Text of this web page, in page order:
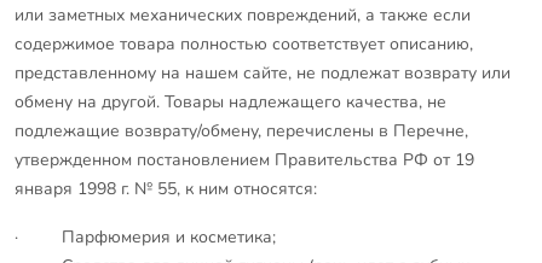
или заметных механических повреждений, а также если
содержимое товара полностью соответствует описанию,
представленному на нашем сайте, не подлежат возврату или
обмену на другой. Товары надлежащего качества, не
подлежащие возврату/обмену, перечислены в Перечне,
утвержденном постановлением Правительства РФ от 19
января 1998 г. № 55, к ним относятся:
· Парфюмерия и косметика;